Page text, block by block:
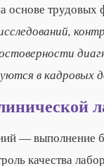
трудовых
в кадровых
— выполнение
качества